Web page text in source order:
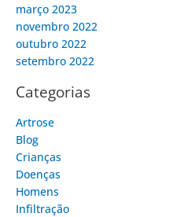
março 2023
novembro 2022
outubro 2022
setembro 2022
Categorias
Artrose
Blog
Crianças
Doenças
Homens
Infiltração